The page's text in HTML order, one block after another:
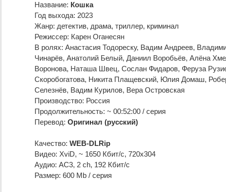
Название: Кошка
Год выхода: 2023
Жанр: детектив, драма, триллер, криминал
Режиссер: Карен Оганесян
В ролях: Анастасия Тодореску, Вадим Андреев,
Чинарёв, Анатолий Белый, Даниил Воробьёв, Алёна
Воронова, Наташа Швец, Сослан Фидаров, Феруза
Скоробогатова, Никита Плащевский, Юлия Домаш,
Селезнёв, Вадим Курилов, Вера Островская
Производство: Россия
Продолжительность: ~ 00:52:00 / серия
Перевод: Оригинал (русский)
Качество: WEB-DLRip
Видео: XviD, ~ 1650 Кбит/с, 720x304
Аудио: AC3, 2 ch, 192 Кбит/с
Размер: 600 Mb / серия